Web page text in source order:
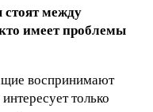
между
имеет проблемы
воспринимают
только